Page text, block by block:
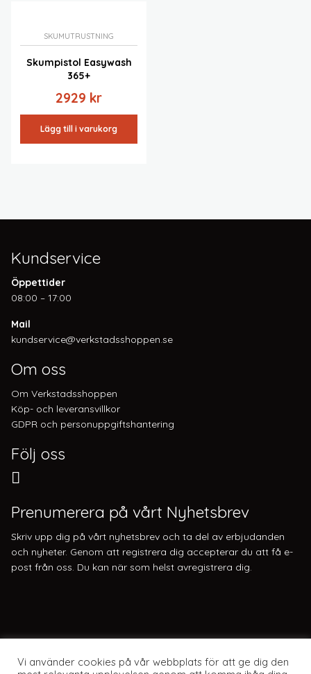
SKUMUTRUSTNING
Skumpistol Easywash
365+
2929 kr
Lägg till i varukorg
Kundservice
Öppettider
08:00 – 17:00
Mail
kundservice@verkstadsshoppen.se
Om oss
Om Verkstadsshoppen
Köp- och leveransvillkor
GDPR och personuppgiftshantering
Följ oss
Prenumerera på vårt Nyhetsbrev
Skriv upp dig på vårt nyhetsbrev och ta del av erbjudanden
och nyheter. Genom att registrera dig accepterar du att få e-
post från oss. Du kan när som helst avregistrera dig.
Vi använder cookies på vår webbplats för att ge dig den